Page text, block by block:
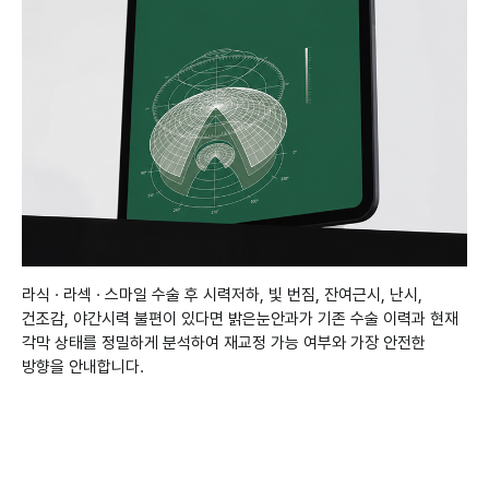
라식 · 라섹 · 스마일 수술 후 시력저하, 빛 번짐, 잔여근시, 난시,
건조감, 야간시력 불편이 있다면 밝은눈안과가 기존 수술 이력과 현재
각막 상태를 정밀하게 분석하여 재교정 가능 여부와 가장 안전한
방향을 안내합니다.